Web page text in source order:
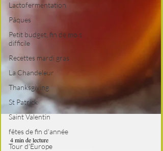
Lactofermentation
Pâques
Petit budget, fin de mois
difficile
Recettes mardi gras
La Chandeleur
Thanksgiving
St Patrick
Saint Valentin
fêtes de fin d'année
Tour d'Europe